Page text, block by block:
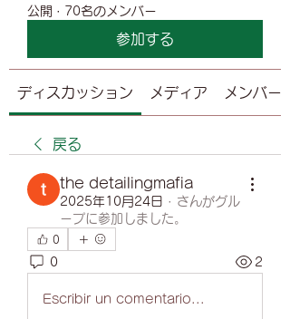
公開 · 70名のメンバー
参加する
ディスカッション メディア メンバー
戻る
the detailingmafia
2025年10月24日 · さんがグル
ープに参加しました。
0
0 2
Escribir un comentario...